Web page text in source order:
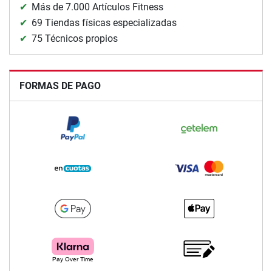
Más de 7.000 Artículos Fitness
69 Tiendas físicas especializadas
75 Técnicos propios
FORMAS DE PAGO